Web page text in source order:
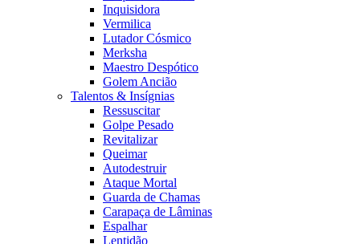
Inquisidora
Vermilica
Lutador Cósmico
Merksha
Maestro Despótico
Golem Ancião
Talentos & Insígnias
Ressuscitar
Golpe Pesado
Revitalizar
Queimar
Autodestruir
Ataque Mortal
Guarda de Chamas
Carapaça de Lâminas
Espalhar
Lentidão